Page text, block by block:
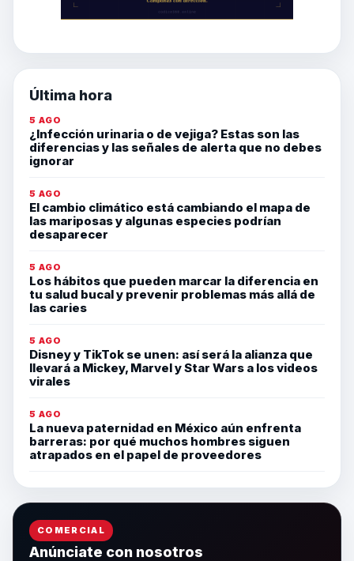
Última hora
5 AGO
¿Infección urinaria o de vejiga? Estas son las
diferencias y las señales de alerta que no debes
ignorar
5 AGO
El cambio climático está cambiando el mapa de
las mariposas y algunas especies podrían
desaparecer
5 AGO
Los hábitos que pueden marcar la diferencia en
tu salud bucal y prevenir problemas más allá de
las caries
5 AGO
Disney y TikTok se unen: así será la alianza que
llevará a Mickey, Marvel y Star Wars a los videos
virales
5 AGO
La nueva paternidad en México aún enfrenta
barreras: por qué muchos hombres siguen
atrapados en el papel de proveedores
COMERCIAL
Anúnciate con nosotros